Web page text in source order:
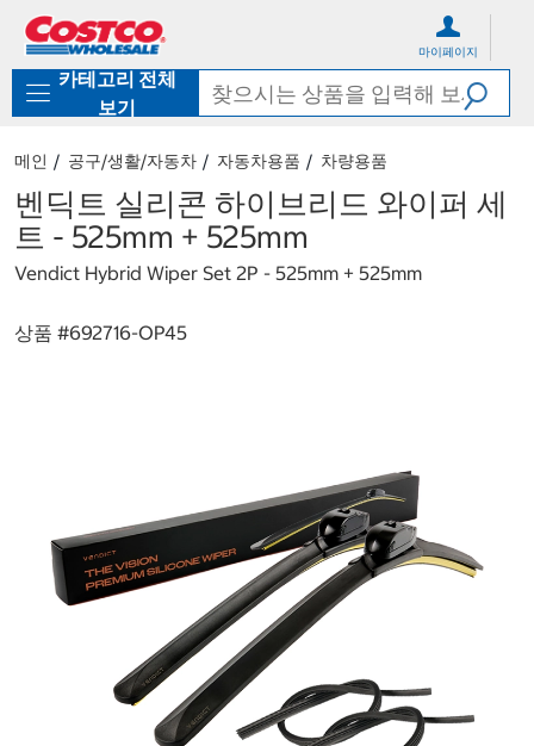
로
기
가
마이페이지
카테고리 전체
보기
메인 공구/생활/자동차 자동차용품 차량용품
벤딕트 실리콘 하이브리드 와이퍼 세
트 - 525mm + 525mm
Vendict Hybrid Wiper Set 2P - 525mm + 525mm
상품 #692716-OP45